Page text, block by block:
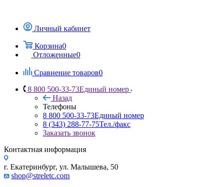
Личный кабинет
Корзина0
Отложенные0
Сравнение товаров0
8 800 500-33-73Единый номер
Назад
Телефоны
8 800 500-33-73Единый номер
8 (343) 288-77-75Тел./факс
Заказать звонок
Контактная информация
г. Екатеринбург, ул. Малышева, 50
shop@streletc.com